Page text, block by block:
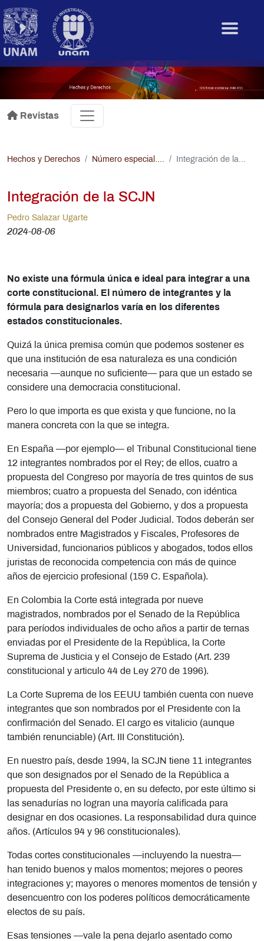
.
Revistas
Hechos y Derechos Número especial.... Integración de la...
Integración de la SCJN
Pedro Salazar Ugarte
2024-08-06
No existe una fórmula única e ideal para integrar a una
corte constitucional. El número de integrantes y la
fórmula para designarlos varía en los diferentes
estados constitucionales.
Quizá la única premisa común que podemos sostener es
que una institución de esa naturaleza es una condición
necesaria —aunque no suficiente— para que un estado se
considere una democracia constitucional.
Pero lo que importa es que exista y que funcione, no la
manera concreta con la que se integra.
En España —por ejemplo— el Tribunal Constitucional tiene
12 integrantes nombrados por el Rey; de ellos, cuatro a
propuesta del Congreso por mayoría de tres quintos de sus
miembros; cuatro a propuesta del Senado, con idéntica
mayoría; dos a propuesta del Gobierno, y dos a propuesta
del Consejo General del Poder Judicial. Todos deberán ser
nombrados entre Magistrados y Fiscales, Profesores de
Universidad, funcionarios públicos y abogados, todos ellos
juristas de reconocida competencia con más de quince
años de ejercicio profesional (159 C. Española).
En Colombia la Corte está integrada por nueve
magistrados, nombrados por el Senado de la República
para períodos individuales de ocho años a partir de ternas
enviadas por el Presidente de la República, la Corte
Suprema de Justicia y el Consejo de Estado (Art. 239
constitucional y articulo 44 de Ley 270 de 1996).
La Corte Suprema de los EEUU también cuenta con nueve
integrantes que son nombrados por el Presidente con la
confirmación del Senado. El cargo es vitalicio (aunque
también renunciable) (Art. III Constitución).
En nuestro país, desde 1994, la SCJN tiene 11 integrantes
que son designados por el Senado de la República a
propuesta del Presidente o, en su defecto, por este último si
las senadurías no logran una mayoría calificada para
designar en dos ocasiones. La responsabilidad dura quince
años. (Artículos 94 y 96 constitucionales).
Todas cortes constitucionales —incluyendo la nuestra—
han tenido buenos y malos momentos; mejores o peores
integraciones y; mayores o menores momentos de tensión y
desencuentro con los poderes políticos democráticamente
electos de su país.
Esas tensiones —vale la pena dejarlo asentado como